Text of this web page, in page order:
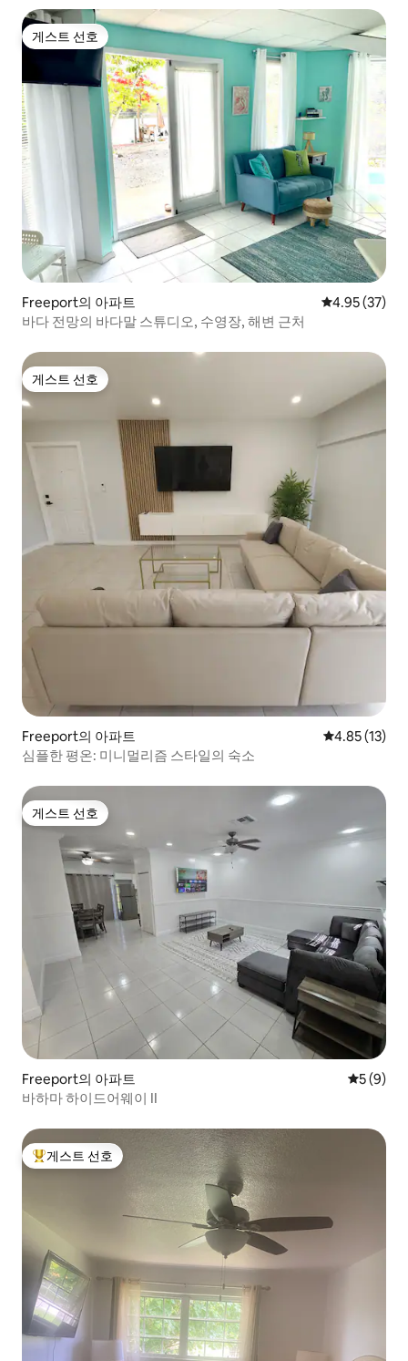
게스트 선호
게스트 선호
Freeport의 아파트 평점 4.95점(5
4.95 (37)
바다 전망의 바다말 스튜디오, 수영장, 해변 근처
게스트 선호
게스트 선호
Freeport의 아파트 평점 4.85점
4.85 (13)
심플한 평온: 미니멀리즘 스타일의 숙소
게스트 선호
게스트 선호
Freeport의 아파트 평점 5점
5 (9)
바하마 하이드어웨이 II
상위 게스트 선호
게스트 선호